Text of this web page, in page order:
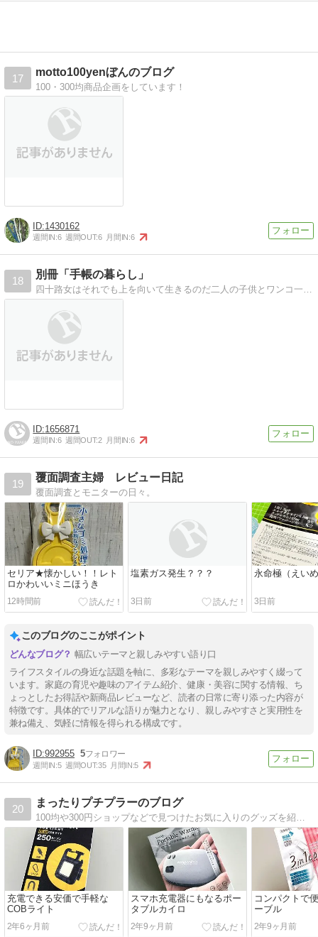
17
motto100yenぼんのブログ
100・300均商品企画をしています！
1430162
週間IN:6 週間OUT:6 月間IN:6
18
別冊「手帳の暮らし」
四十路女はそれでも上を向いて生きるのだ二人の子供とワンコ一匹を抱え、なんとか生きている障害者アラフォー母ちゃんの迷走記
1656871
週間IN:6 週間OUT:2 月間IN:6
19
覆面調査主婦 レビュー日記
覆面調査とモニターの日々。
セリア★懐かしい！！レト
ロかわいいミニほうき
12時間前
塩素ガス発生？？？
3日前
永命極（えい
3日前
このブログのここがポイント
幅広いテーマと親しみやすい語り口
ライフスタイルの身近な話題を軸に、多彩なテーマを親しみやすく綴って
います。家庭の育児や趣味のアイテム紹介、健康・美容に関する情報、ち
ょっとしたお得話や新商品レビューなど、読者の日常に寄り添った内容が
特徴です。具体的でリアルな語りが魅力となり、親しみやすさと実用性を
兼ね備え、気軽に情報を得られる構成です。
992955 5
週間IN:5 週間OUT:35 月間IN:5
20
まったりプチプラーのブログ
100均や300円ショップなどで見つけたお気に入りのグッズを紹介しています。
充電できる安価で手軽な
COBライト
2年6ヶ月前
スマホ充電器にもなるポー
タブルカイロ
2年9ヶ月前
コンパクトで
ーブル
2年9ヶ月前